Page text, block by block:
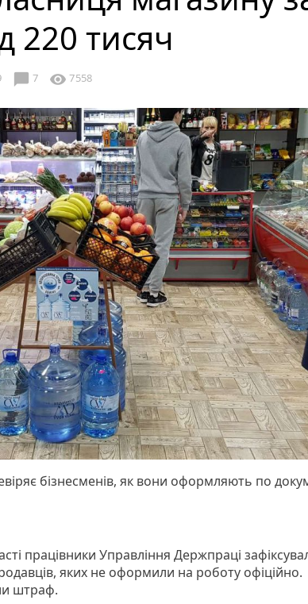
220 тисяч
chat_bubble 7 visibility 7558
бізнесменів, як вони оформляють по
працівники Управління Держпраці
яких не оформили на роботу офіційно.
штраф.